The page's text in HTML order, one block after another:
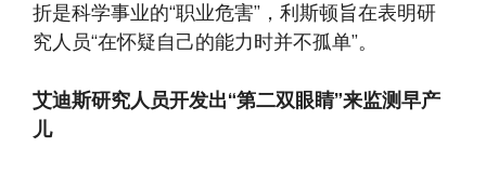
折是科学事业的“职业危害”，利斯顿旨在表明研
究人员“在怀疑自己的能力时并不孤单”。
艾迪斯研究人员开发出“第二双眼睛”来监测早产
儿